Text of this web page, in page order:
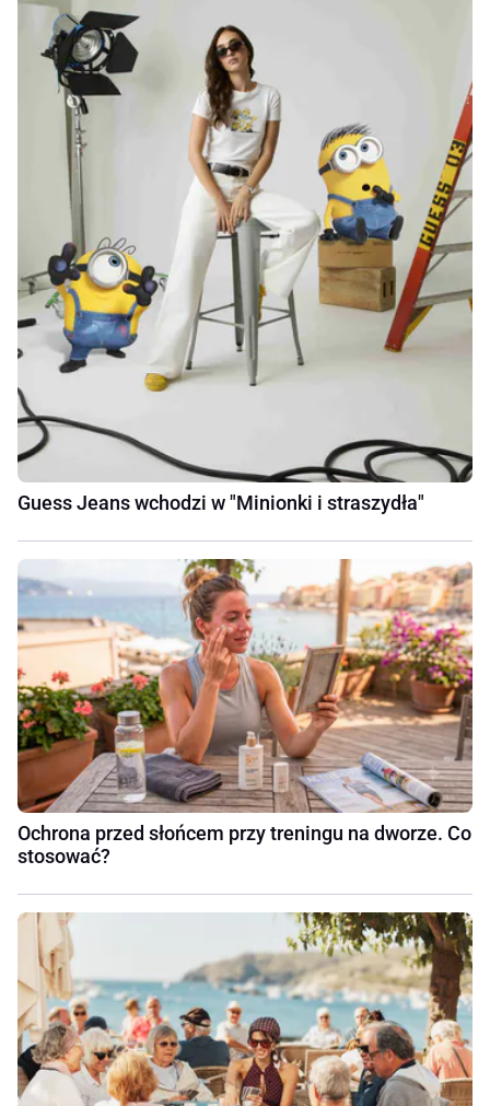
Guess Jeans wchodzi w "Minionki i straszydła"
Ochrona przed słońcem przy treningu na dworze. Co
stosować?